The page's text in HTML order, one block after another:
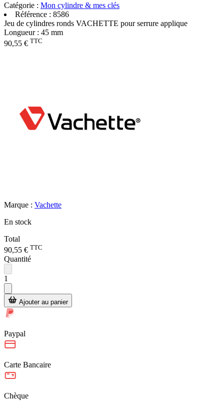
Catégorie : Mon cylindre & mes clés
Référence : 8586
Jeu de cylindres ronds VACHETTE pour serrure applique
Longueur : 45 mm
90,55 € TTC
Marque : Vachette
En stock
Total
90,55 € TTC
Quantité
1
Ajouter au panier
Paypal
Carte Bancaire
Chèque